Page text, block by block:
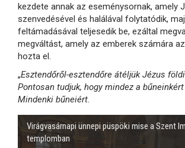
kezdete annak az eseménysornak, amely
szenvedésével és halálával folytatódik,
feltámadásával teljesedik be, ezáltal
megváltást, amely az emberek számára
hozta el.
„Esztendőről-esztendőre átéljük Jézus
Pontosan tudjuk, hogy mindez a
Mindenki bűneiért.
Virágvasárnapi ünnepi püspöki mise a Szent
templomban